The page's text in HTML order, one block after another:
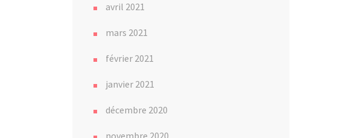
avril 2021
mars 2021
février 2021
janvier 2021
décembre 2020
novembre 2020